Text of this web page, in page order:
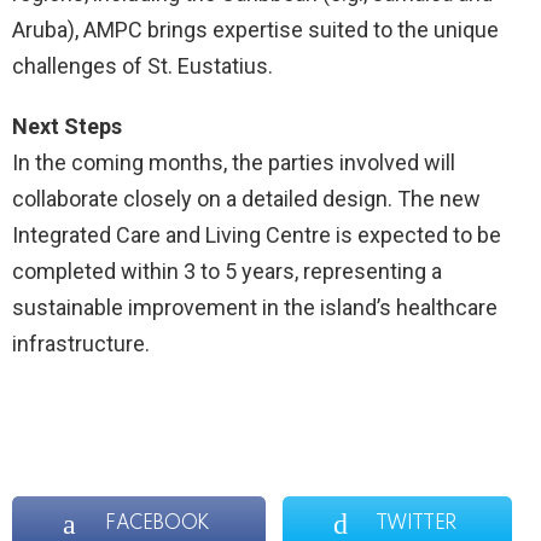
Aruba), AMPC brings expertise suited to the unique
challenges of St. Eustatius.
Next Steps
In the coming months, the parties involved will
collaborate closely on a detailed design. The new
Integrated Care and Living Centre is expected to be
completed within 3 to 5 years, representing a
sustainable improvement in the island’s healthcare
infrastructure.
FACEBOOK TWITTER